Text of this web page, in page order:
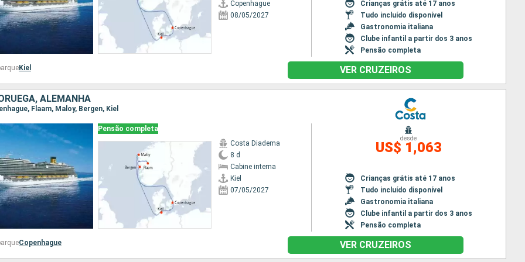
Copenhague
08/05/2027
Crianças grátis até 17 anos
Tudo incluído disponível
Gastronomia italiana
Clube infantil a partir dos 3 anos
Pensão completa
Kiel VER CRUZEIROS
ALEMANHA
Flaam, Maloy, Bergen, Kiel
Pensão completa
Costa Diadema
8 d
Cabine interna
Kiel
07/05/2027
desde
US$ 1,063
Crianças grátis até 17 anos
Tudo incluído disponível
Gastronomia italiana
Clube infantil a partir dos 3 anos
Pensão completa
Copenhague VER CRUZEIROS